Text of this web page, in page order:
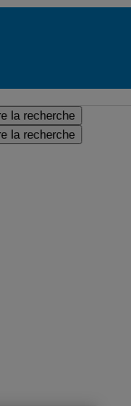
la recherche
la recherche